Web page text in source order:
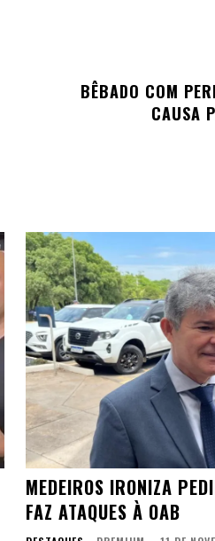
BÊBADO COM
CAUSA
MEDEIROS IRONIZA
FAZ ATAQUES À OAB